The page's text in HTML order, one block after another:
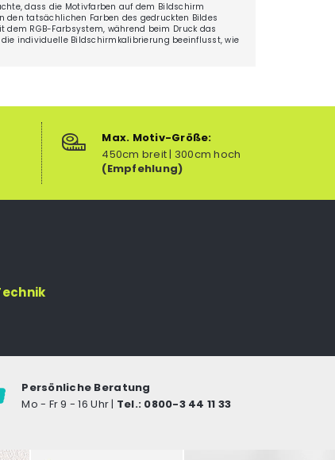
dass die Motivfarben auf dem Bildschirm
den tatsächlichen Farben des gedruckten Bildes
RGB-Farbsystem, während beim Druck das
die individuelle Bildschirmkalibrierung beeinflusst, wie
Max. Motiv-Größe:
450cm breit | 300cm hoch
(Empfehlung)
Persönliche Beratung
Mo - Fr 9 - 16 Uhr | Tel.: 0800-3 44 11 33